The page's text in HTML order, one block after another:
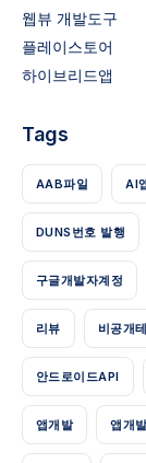
웹뷰 개발도구
플레이스토어
하이브리드앱
Tags
AAB파일 AI
DUNS번호 발행
구글개발자계정
리뷰 비공개
안드로이드API
앱개발 앱개